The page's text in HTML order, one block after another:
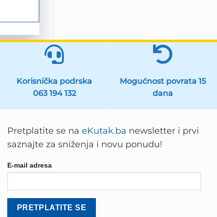
Korisnička podrska
063 194 132
Mogućnost povrata 15
dana
Pretplatite se na eKutak.ba newsletter i prvi
saznajte za sniženja i novu ponudu!
E-mail adresa